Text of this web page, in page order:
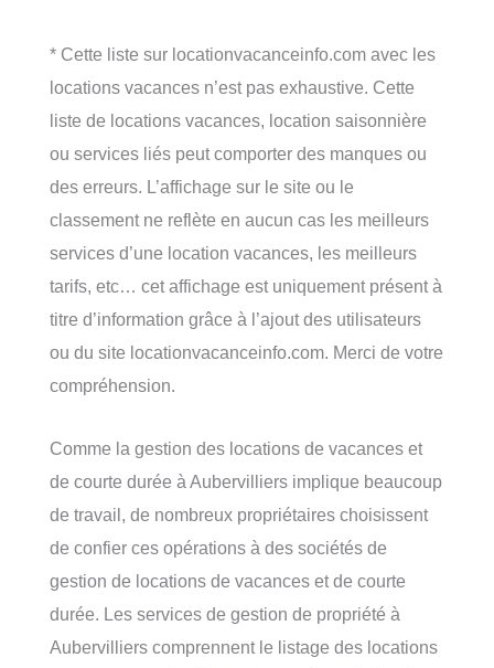
* Cette liste sur locationvacanceinfo.com avec les
locations vacances n’est pas exhaustive. Cette
liste de locations vacances, location saisonnière
ou services liés peut comporter des manques ou
des erreurs. L’affichage sur le site ou le
classement ne reflète en aucun cas les meilleurs
services d’une location vacances, les meilleurs
tarifs, etc… cet affichage est uniquement présent à
titre d’information grâce à l’ajout des utilisateurs
ou du site locationvacanceinfo.com. Merci de votre
compréhension.
Comme la gestion des locations de vacances et
de courte durée à Aubervilliers implique beaucoup
de travail, de nombreux propriétaires choisissent
de confier ces opérations à des sociétés de
gestion de locations de vacances et de courte
durée. Les services de gestion de propriété à
Aubervilliers comprennent le listage des locations